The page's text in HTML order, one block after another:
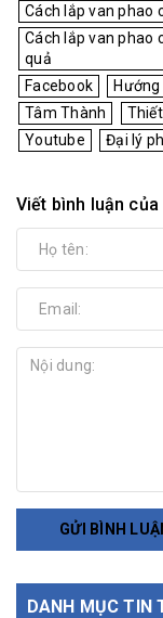
Cách lắp van phao
Cách lắp van phao
quả
Facebook
Tâm Thành
Youtube
Đại lý
Viết bình luận của
GỬI BÌNH
DANH MỤC TIN